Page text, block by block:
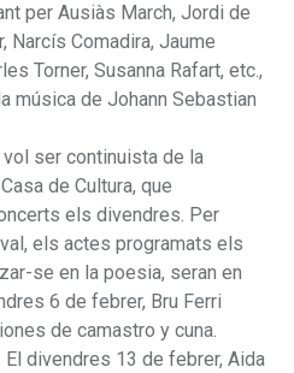
per Ausiàs March, Jordi de
Narcís Comadira, Jaume
Torner, Susanna Rafart, etc.,
música de Johann Sebastian
ser continuista de la
de Cultura, que
els divendres. Per
els actes programats els
se en la poesia, seran en
6 de febrer, Bru Ferri
de camastro y cuna.
divendres 13 de febrer, Aida